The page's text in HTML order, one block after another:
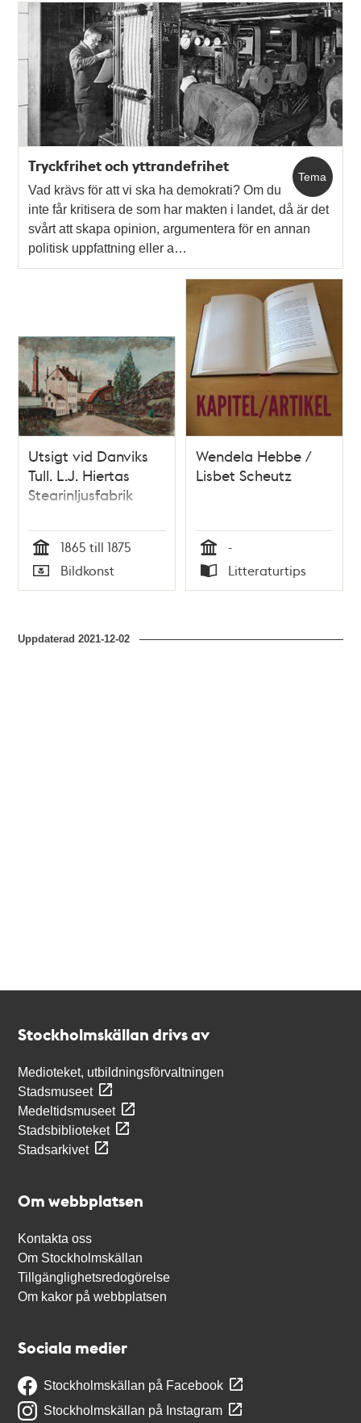
Tema
Tryckfrihet och yttrandefrihet
Vad krävs för att vi ska ha demokrati? Om du
inte får kritisera de som har makten i landet, då är det
svårt att skapa opinion, argumentera för en annan
politisk uppfattning eller a…
Utsigt vid Danviks
Tull. L.J. Hiertas
Stearinljusfabrik
Tid
1865 till 1875
Typ
Bildkonst
Wendela Hebbe /
Lisbet Scheutz
Tid
-
Typ
Litteraturtips
Uppdaterad2021-12-02
Stockholmskällan drivs av
Medioteket, utbildningsförvaltningen
Stadsmuseet
Medeltidsmuseet
Stadsbiblioteket
Stadsarkivet
Om webbplatsen
Kontakta oss
Om Stockholmskällan
Tillgänglighetsredogörelse
Om kakor på webbplatsen
Sociala medier
Stockholmskällan på Facebook
Stockholmskällan på Instagram